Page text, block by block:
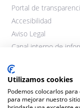
Portal de
Accesibilidad
Aviso Legal
Canal interno de
Utilizamos cookies
Podemos colocarlos
para mejorar nuestro